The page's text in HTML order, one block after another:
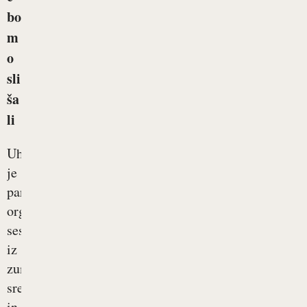
bo
m
o
sli
ša
li
Uho
je
parni
organ,
sestavljen
iz
zunanjega,
srednjega